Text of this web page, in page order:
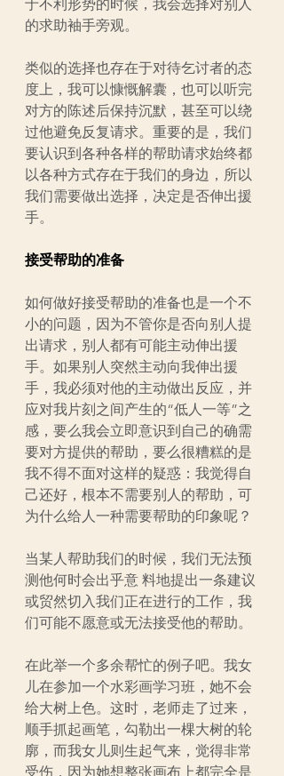
于不利形势的时候，我会选择对别人
的求助袖手旁观。
类似的选择也存在于对待乞讨者的态
度上，我可以慷慨解囊，也可以听完
对方的陈述后保持沉默，甚至可以绕
过他避免反复请求。重要的是，我们
要认识到各种各样的帮助请求始终都
以各种方式存在于我们的身边，所以
我们需要做出选择，决定是否伸出援
手。
接受帮助的准备
如何做好接受帮助的准备也是一个不
小的问题，因为不管你是否向别人提
出请求，别人都有可能主动伸出援
手。如果别人突然主动向我伸出援
手，我必须对他的主动做出反应，并
应对我片刻之间产生的“低人一等”之
感，要么我会立即意识到自己的确需
要对方提供的帮助，要么很糟糕的是
我不得不面对这样的疑惑：我觉得自
己还好，根本不需要别人的帮助，可
为什么给人一种需要帮助的印象呢？
当某人帮助我们的时候，我们无法预
测他何时会出乎意 料地提出一条建议
或贸然切入我们正在进行的工作，我
们可能不愿意或无法接受他的帮助。
在此举一个多余帮忙的例子吧。我女
儿在参加一个水彩画学习班，她不会
给大树上色。这时，老师走了过来，
顺手抓起画笔，勾勒出一棵大树的轮
廓，而我女儿则生起气来，觉得非常
受伤，因为她想整张画布上都完全是